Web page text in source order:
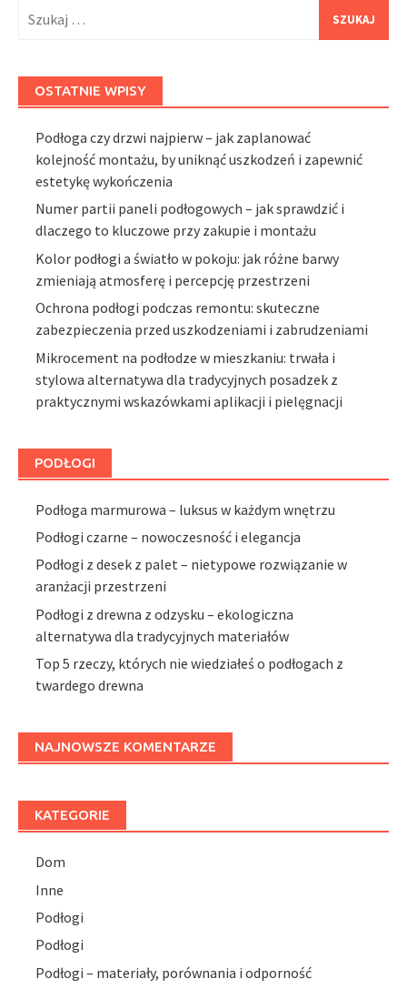
OSTATNIE WPISY
Podłoga czy drzwi najpierw – jak zaplanować
kolejność montażu, by uniknąć uszkodzeń i zapewnić
estetykę wykończenia
Numer partii paneli podłogowych – jak sprawdzić i
dlaczego to kluczowe przy zakupie i montażu
Kolor podłogi a światło w pokoju: jak różne barwy
zmieniają atmosferę i percepcję przestrzeni
Ochrona podłogi podczas remontu: skuteczne
zabezpieczenia przed uszkodzeniami i zabrudzeniami
Mikrocement na podłodze w mieszkaniu: trwała i
stylowa alternatywa dla tradycyjnych posadzek z
praktycznymi wskazówkami aplikacji i pielęgnacji
PODŁOGI
Podłoga marmurowa – luksus w każdym wnętrzu
Podłogi czarne – nowoczesność i elegancja
Podłogi z desek z palet – nietypowe rozwiązanie w
aranżacji przestrzeni
Podłogi z drewna z odzysku – ekologiczna
alternatywa dla tradycyjnych materiałów
Top 5 rzeczy, których nie wiedziałeś o podłogach z
twardego drewna
NAJNOWSZE KOMENTARZE
KATEGORIE
Dom
Inne
Podłogi
Podłogi
Podłogi – materiały, porównania i odporność